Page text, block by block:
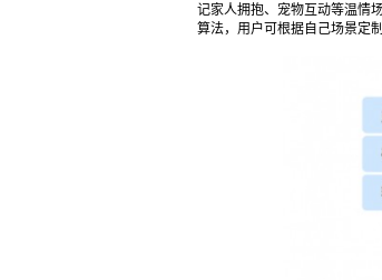
记家人拥抱、宠物互动等温情
算法，用户可根据自己场景定